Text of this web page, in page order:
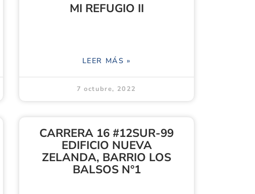
MI REFUGIO II
LEER MÁS »
7 octubre, 2022
CARRERA 16 #12SUR-99
EDIFICIO NUEVA
ZELANDA, BARRIO LOS
BALSOS N°1